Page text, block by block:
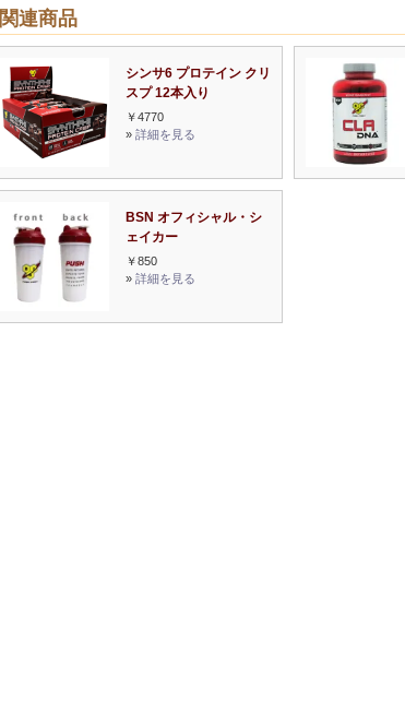
関連商品
シンサ6 プロテイン クリ
スプ 12本入り
￥4770
» 詳細を見る
BSN オフィシャル・シ
ェイカー
￥850
» 詳細を見る